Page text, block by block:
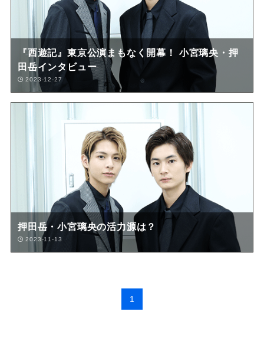
『西遊記』東京公演まもなく開幕！ 小宮璃央・押
田岳インタビュー
2023-12-27
押田岳・小宮璃央の活力源は？
2023-11-13
1